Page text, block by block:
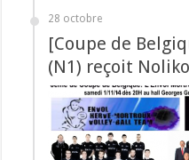
28 octobre
[Coupe de
(N1) reçoit